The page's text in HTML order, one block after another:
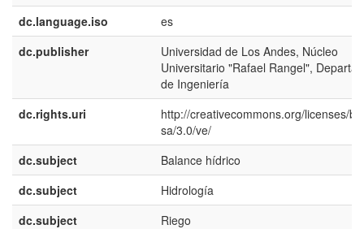
dc.language.iso
es
dc.publisher
Universidad de Los Andes, Núcleo
Universitario "Rafael Rangel",
de Ingeniería
dc.rights.uri
http://creativecommons.org/licenses/
sa/3.0/ve/
dc.subject
Balance hídrico
dc.subject
Hidrología
dc.subject
Riego